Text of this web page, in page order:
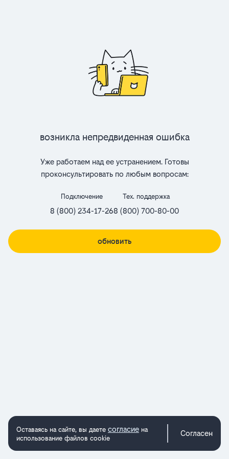
Возникла непредвиденная ошибка
Уже работаем над ее устранением. Готовы
проконсультировать по любым вопросам:
Подключение
8 (800) 234-17-26
Тех. поддержка
8 (800) 700-80-00
обновить
Оставаясь на сайте, вы даете согласие на
использование файлов cookie
Согласен